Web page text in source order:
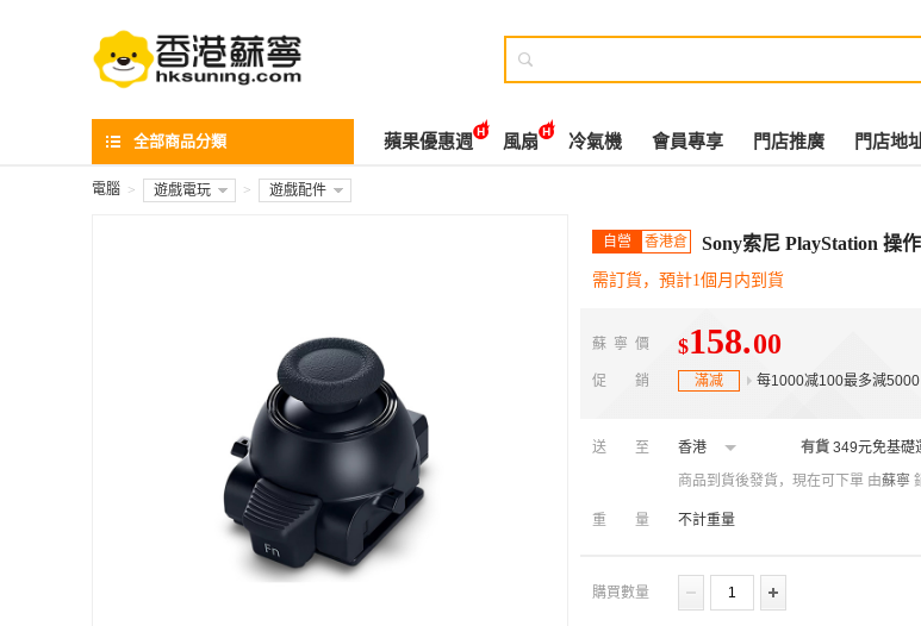

全部商品分類 蘋果優惠週 風扇 冷氣機 會員專享 門店推廣 門店地
電腦 > 遊戲電玩 > 遊戲配件
自營 香港倉 Sony索尼 PlayStation 操
需訂貨，預計1個月内到貨
蘇寧價 $158.00
促銷 滿减 每1000减100最多減5000
送至 香港 有貨 349元免基礎
商品到貨後發貨，現在可下單 由蘇寧
重量 不計重量
購買數量